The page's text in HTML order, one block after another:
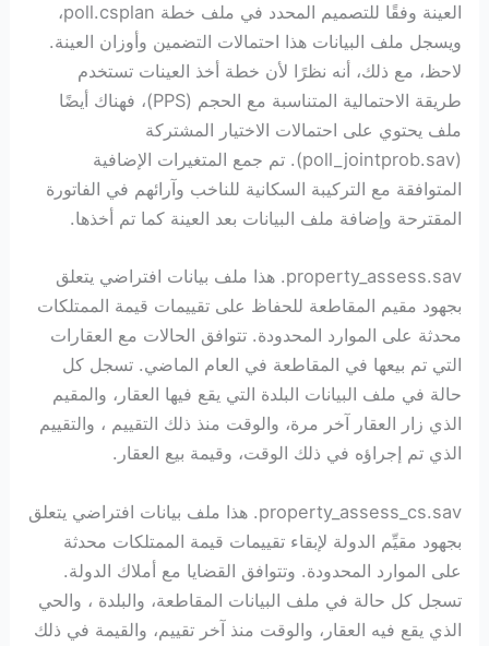
العينة وفقًا للتصميم المحدد في ملف خطة poll.csplan،
ويسجل ملف البيانات هذا احتمالات التضمين وأوزان العينة.
لاحظ، مع ذلك، أنه نظرًا لأن خطة أخذ العينات تستخدم
طريقة الاحتمالية المتناسبة مع الحجم (PPS)، فهناك أيضًا
ملف يحتوي على احتمالات الاختيار المشتركة
(poll_jointprob.sav). تم جمع المتغيرات الإضافية
المتوافقة مع التركيبة السكانية للناخب وآرائهم في الفاتورة
المقترحة وإضافة ملف البيانات بعد العينة كما تم أخذها.
property_assess.sav. هذا ملف بيانات افتراضي يتعلق
بجهود مقيم المقاطعة للحفاظ على تقييمات قيمة الممتلكات
محدثة على الموارد المحدودة. تتوافق الحالات مع العقارات
التي تم بيعها في المقاطعة في العام الماضي. تسجل كل
حالة في ملف البيانات البلدة التي يقع فيها العقار، والمقيم
الذي زار العقار آخر مرة، والوقت منذ ذلك التقييم ، والتقييم
الذي تم إجراؤه في ذلك الوقت، وقيمة بيع العقار.
property_assess_cs.sav. هذا ملف بيانات افتراضي يتعلق
بجهود مقيِّم الدولة لإبقاء تقييمات قيمة الممتلكات محدثة
على الموارد المحدودة. وتتوافق القضايا مع أملاك الدولة.
تسجل كل حالة في ملف البيانات المقاطعة، والبلدة ، والحي
الذي يقع فيه العقار، والوقت منذ آخر تقييم، والقيمة في ذلك